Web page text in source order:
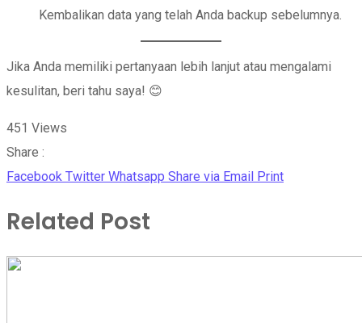
Kembalikan data yang telah Anda backup sebelumnya.
Jika Anda memiliki pertanyaan lebih lanjut atau mengalami
kesulitan, beri tahu saya! 😊
451 Views
Share :
Facebook Twitter Whatsapp Share via Email Print
Related Post